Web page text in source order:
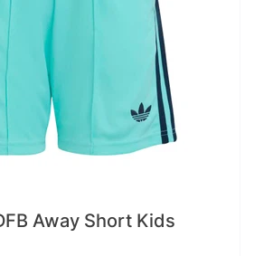
Away Short Kids